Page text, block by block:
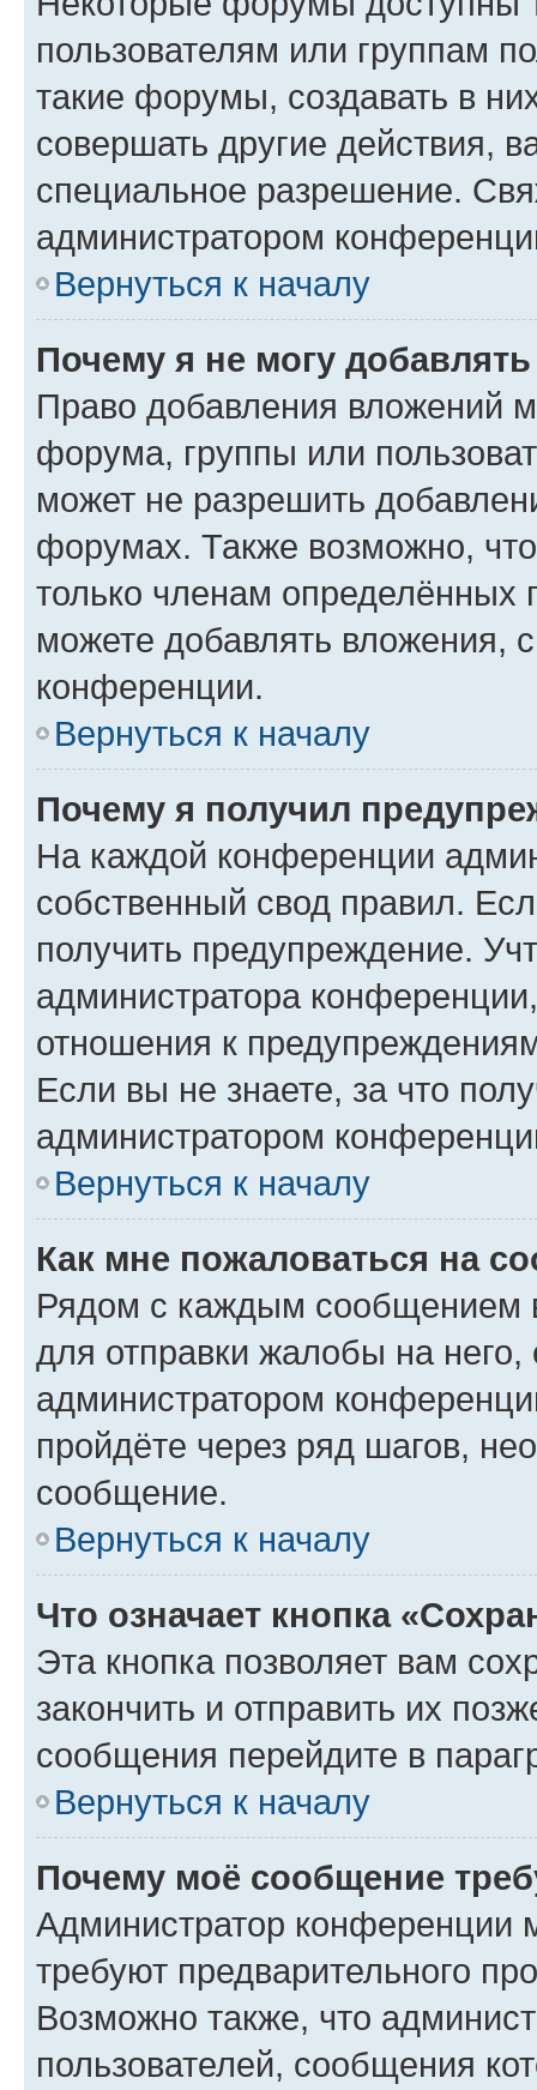
пользователям или группам
такие форумы, создавать в
совершать другие действия,
специальное разрешение.
администратором
Вернуться к началу
Почему я не могу
Право добавления вложений
форума, группы или
может не разрешить
форумах. Также возможно,
только членам определённых
можете добавлять вложения,
конференции.
Вернуться к началу
Почему я получил
На каждой конференции
собственный свод правил.
получить предупреждение.
администратора
отношения к
Если вы не знаете, за что
администратором
Вернуться к началу
Как мне пожаловаться на
Рядом с каждым сообщением
для отправки жалобы на
администратором
пройдёте через ряд шагов,
сообщение.
Вернуться к началу
Что означает кнопка
Эта кнопка позволяет вам
закончить и отправить их
сообщения перейдите в
Вернуться к началу
Почему моё сообщение
Администратор конференции
требуют предварительного
Возможно также, что
пользователей, сообщения